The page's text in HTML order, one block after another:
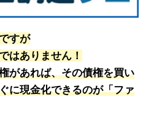
すが
はありません！
があれば、その債権を買い
に現金化できるのが「ファ